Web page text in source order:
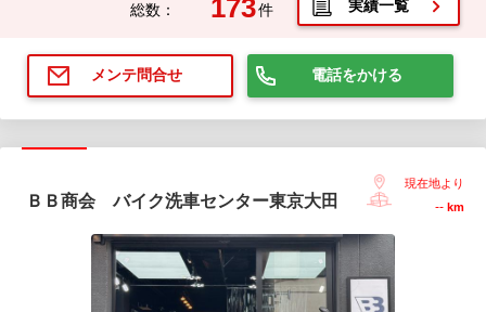
総数：
173件 実績一覧
メンテ問合せ 電話をかける
ＢＢ商会 バイク洗車センター東京大田
現在地より
-- km